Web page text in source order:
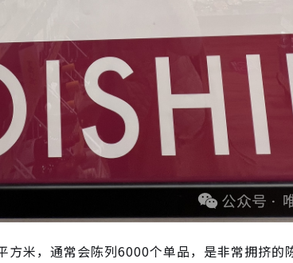
方米，通常会陈列6000个单品，是非常拥挤的